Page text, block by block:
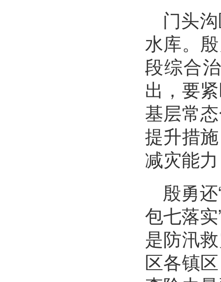
门头
水库。
段综合
出，要
基层常
提升措
减灾能
殷勇
包七落
是防汛
区各镇